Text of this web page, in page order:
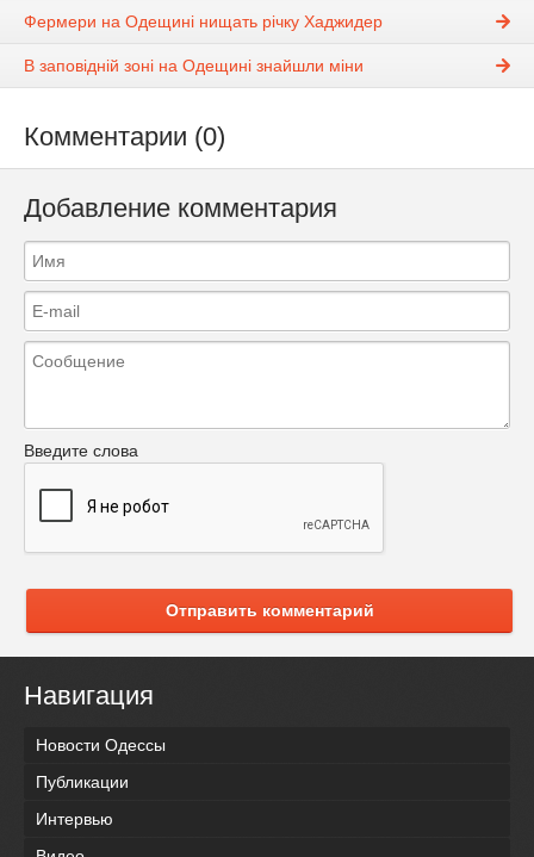
Фермери на Одещині нищать річку Хаджидер
В заповідній зоні на Одещині знайшли міни
Комментарии (0)
Добавление комментария
Введите слова
Отправить комментарий
Навигация
Новости Одессы
Публикации
Интервью